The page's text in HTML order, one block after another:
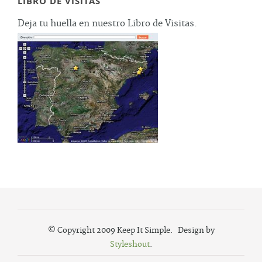
Deja tu huella en nuestro Libro de Visitas.
© Copyright 2009 Keep It Simple. Design by
Styleshout.